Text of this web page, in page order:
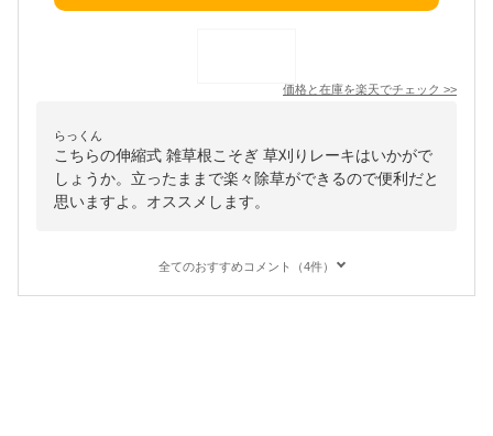
価格と在庫を楽天でチェック >>
らっくん
こちらの伸縮式 雑草根こそぎ 草刈りレーキはいかがで
しょうか。立ったままで楽々除草ができるので便利だと
思いますよ。オススメします。
全てのおすすめコメント（4件）